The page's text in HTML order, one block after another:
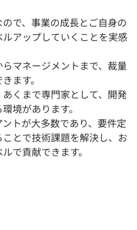
で、事業の成長とご自身の
アップしていくことを実感
マネージメントまで、裁量
ます。
くまで専門家として、開発
境があります。
トが大多数であり、要件定
とで技術課題を解決し、お
で貢献できます。